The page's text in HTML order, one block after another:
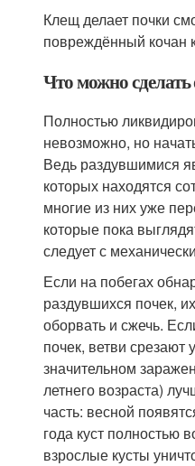
Клещ делает почки
повреждённый кочан
Что можно
Полностью
невозможно, но
Ведь раздувшимися
которых находятся
многие из них уже
которые пока
следует с
Если на побегах
раздувшихся почек,
оборвать и сжечь.
почек, ветви
значительном
летнего возраста)
часть: весной
года куст полностью
взрослые кусты